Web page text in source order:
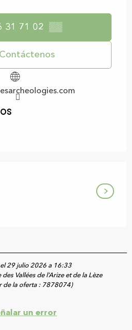
31 71 02 ▒▒
Contáctenos
29 julio 2026 a 16:33
Vallées de l’Arize et de la Lèze
de la oferta : 7878074)
un error